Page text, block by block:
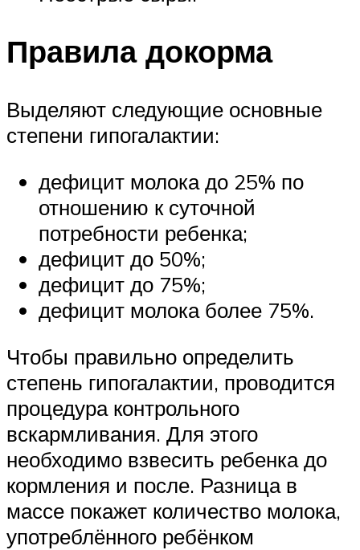
Правила докорма
Выделяют следующие основные
степени гипогалактии:
дефицит молока до 25% по
отношению к суточной
потребности ребенка;
дефицит до 50%;
дефицит до 75%;
дефицит молока более 75%.
Чтобы правильно определить
степень гипогалактии, проводится
процедура контрольного
вскармливания. Для этого
необходимо взвесить ребенка до
кормления и после. Разница в
массе покажет количество молока,
употреблённого ребёнком